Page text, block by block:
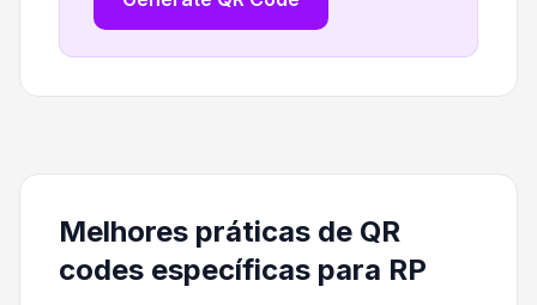
Melhores práticas de QR
codes específicas para RP